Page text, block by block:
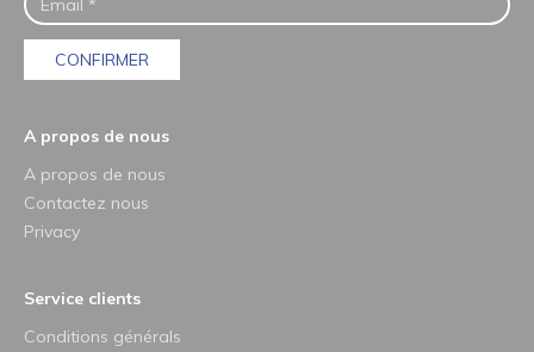
CONFIRMER
A propos de nous
A propos de nous
Contactez nous
Privacy
Service clients
Conditions générals